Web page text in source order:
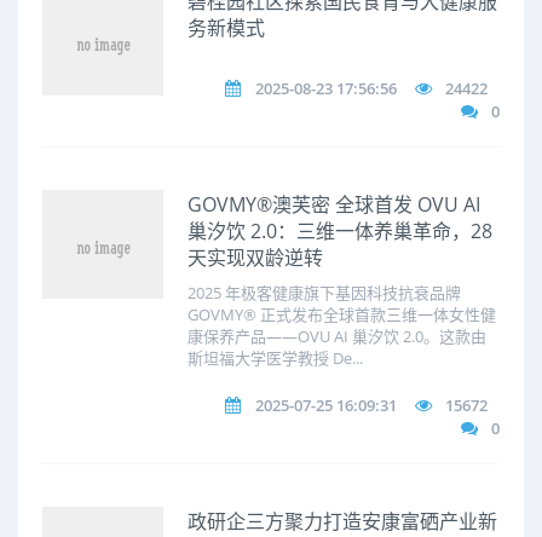
务新模式
2025-08-23 17:56:56
24422
0
GOVMY®澳芙密 全球首发 OVU AI
巢汐饮 2.0：三维一体养巢革命，28
天实现双龄逆转
2025 年极客健康旗下基因科技抗衰品牌
GOVMY® 正式发布全球首款三维一体女性健
康保养产品——OVU AI 巢汐饮 2.0。这款由
斯坦福大学医学教授 De...
2025-07-25 16:09:31
15672
0
政研企三方聚力打造安康富硒产业新